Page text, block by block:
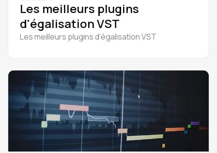
Les meilleurs plugins
d'égalisation VST
Les meilleurs plugins d'égalisation VST